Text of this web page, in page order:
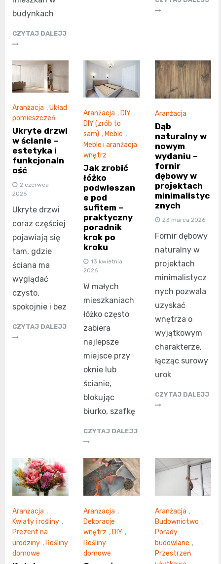
budynkach
CZYTAJ DALEJJ
Aranżacja ,Układ
pomieszczeń
Ukryte drzwi
w ścianie –
estetyka i
funkcjonaln
ość
2 czerwca
2026
Ukryte drzwi
coraz częściej
pojawiają się
tam, gdzie
ściana ma
wyglądać
czysto,
spokojnie i bez
CZYTAJ DALEJJ
Aranżacja , DIY ,
DIY (zrób to
sam) ,Meble ,
Meble i aranżacja
wnętrz
Jak zrobić
łóżko
podwieszan
e pod
sufitem –
praktyczny
poradnik
krok po
kroku
13 kwietnia
2026
W małych
mieszkaniach
łóżko często
zabiera
najlepsze
miejsce przy
oknie lub
ścianie,
blokując
biurko, szafkę
CZYTAJ DALEJJ
Aranżacja
Dąb
naturalny w
nowym
wydaniu –
fornir
dębowy w
projektach
minimalistyc
znych
23 marca 2026
Fornir dębowy
naturalny w
projektach
minimalistycz
nych pozwala
uzyskać
wnętrza o
wyjątkowym
charakterze,
łącząc surowy
urok
CZYTAJ DALEJJ
Aranżacja ,
Kwiaty i rośliny ,
Prezent na
urodziny , Rośliny
domowe
Aranżacja ,
Dekoracje
wnętrz ,DIY ,
Rośliny
domowe
Aranżacja ,
Budownictwo ,
Porady
budowlane ,
Przestrzeń